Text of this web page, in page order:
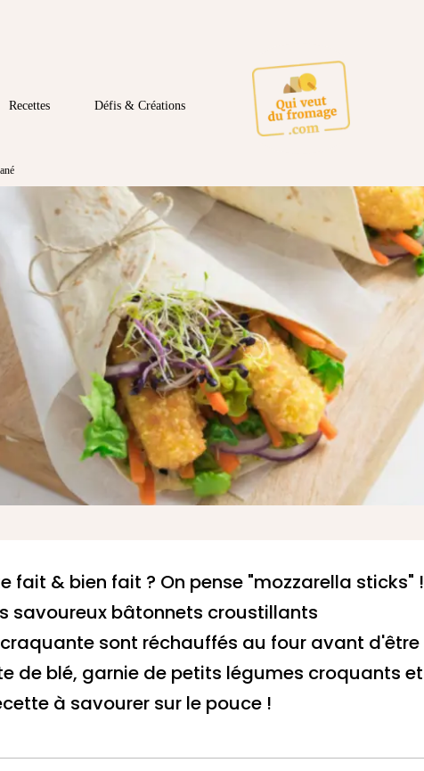
Recettes Défis & Créations
fait & bien fait ? On pense "mozzarella sticks" !
savoureux bâtonnets croustillants
sont réchauffés au four avant d'être
de blé, garnie de petits légumes croquants et
à savourer sur le pouce !